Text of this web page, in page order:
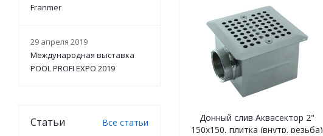
Донный слив Аквасектор 2"
150х150, плитка (внутр. резьба)
Franmer
29 апреля 2019
Международная выставка
POOL PROFI EXPO 2019
Статьи Все статьи